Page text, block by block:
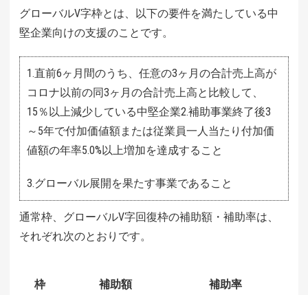
グローバルV字枠とは、以下の要件を満たしている中
堅企業向けの支援のことです。
1.直前6ヶ月間のうち、任意の3ヶ月の合計売上高が
コロナ以前の同3ヶ月の合計売上高と比較して、
15％以上減少している中堅企業2.補助事業終了後3
～5年で付加価値額または従業員一人当たり付加価
値額の年率5.0%以上増加を達成すること
3.グローバル展開を果たす事業であること
通常枠、グローバルV字回復枠の補助額・補助率は、
それぞれ次のとおりです。
枠 補助額 補助率